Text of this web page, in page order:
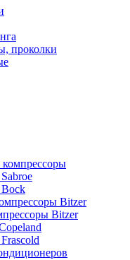
проколки
Bitzer
Bitzer